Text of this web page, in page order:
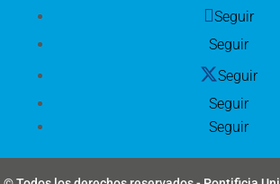
Seguir
Seguir
Seguir
Seguir
Seguir